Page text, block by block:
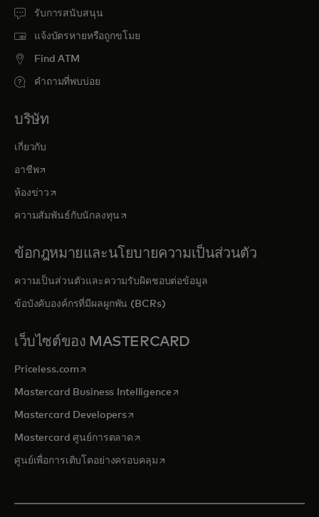
รับการสนับสนุน
แจ้งบัตรหายหรือถูกขโมย
Find ATM
คำถามที่พบบ่อย
บริษัท
เกี่ยวกับ
อาชีพopens in a new tab
ห้องข่าว opens in a new tab
ความสัมพันธ์กับนักลงทุนopens in a new tab
ข้อกฎหมายและนโยบายความเป็นส่วนตัว
ความเป็นส่วนตัวและความรับผิดชอบต่อข้อมูล
ข้อบังคับองค์กรที่มีผลผูกพัน (BCRs)
เว็บไซต์ของ MASTERCARD
Priceless.com opens in a new tab
Mastercard Business Intelligenceopens in a new tab
Mastercard Developersopens in a new tab
Mastercard ศูนย์การตลาด opens in a new tab
ศูนย์เพื่อการเติบโตอย่างครอบคลุมopens in a new tab